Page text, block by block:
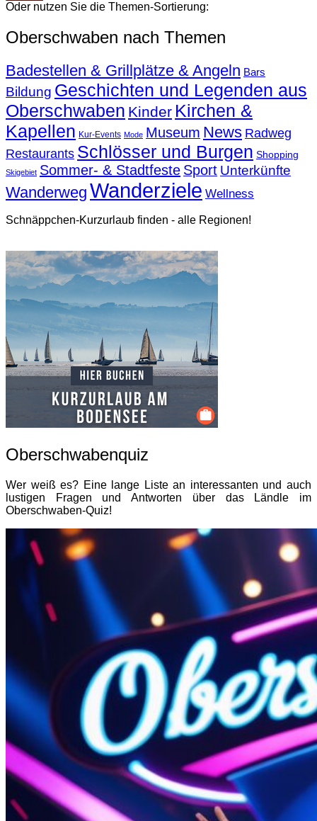
Oder nutzen Sie die Themen-Sortierung:
Oberschwaben nach Themen
Badestellen & Grillplätze & Angeln Bars
Bildung Geschichten und Legenden aus
Oberschwaben Kinder Kirchen &
Kapellen Kur-Events Mode Museum News Radweg
Restaurants Schlösser und Burgen Shopping
Skigebiet Sommer- & Stadtfeste Sport Unterkünfte
Wanderweg Wanderziele Wellness
Schnäppchen-Kurzurlaub finden - alle Regionen!
Oberschwabenquiz
Wer weiß es? Eine lange Liste an interessanten und auch
lustigen Fragen und Antworten über das Ländle im
Oberschwaben-Quiz!